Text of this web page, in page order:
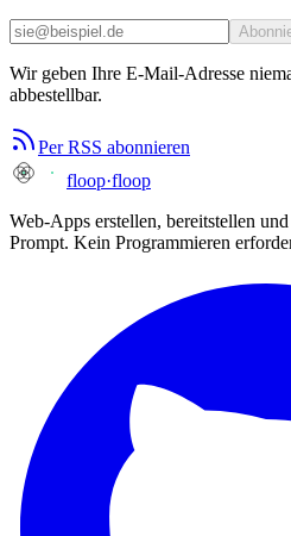
Wir geben Ihre E-Mail-Adresse
abbestellbar.
Per RSS abonnieren
floop·floop
Web-Apps erstellen, bereitstellen
Prompt. Kein Programmieren